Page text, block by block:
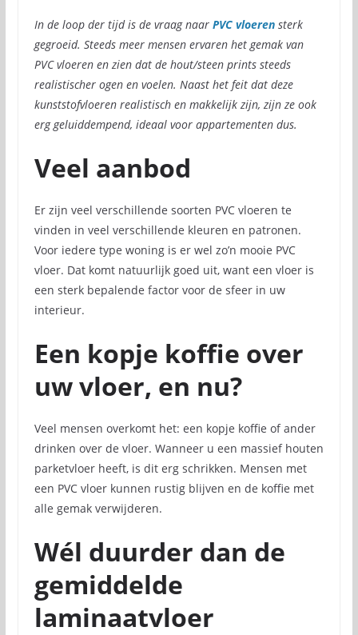
In de loop der tijd is de vraag naar PVC vloerensterk
gegroeid. Steeds meer mensen ervaren het gemak van
PVC vloeren en zien dat de hout/steen prints steeds
realistischer ogen en voelen. Naast het feit dat deze
kunststofvloeren realistisch en makkelijk zijn, zijn ze ook
erg geluiddempend, ideaal voor appartementen dus.
Veel aanbod
Er zijn veel verschillende soorten PVC vloeren te
vinden in veel verschillende kleuren en patronen.
Voor iedere type woning is er wel zo’n mooie PVC
vloer. Dat komt natuurlijk goed uit, want een vloer is
een sterk bepalende factor voor de sfeer in uw
interieur.
Een kopje koffie over
uw vloer, en nu?
Veel mensen overkomt het: een kopje koffie of ander
drinken over de vloer. Wanneer u een massief houten
parketvloer heeft, is dit erg schrikken. Mensen met
een PVC vloer kunnen rustig blijven en de koffie met
alle gemak verwijderen.
Wél duurder dan de
gemiddelde
laminaatvloer